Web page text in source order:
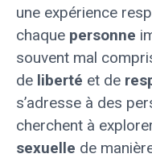
une expérience
chaque personne
souvent mal
de liberté et de
s’adresse à des
cherchent à
sexuelle de